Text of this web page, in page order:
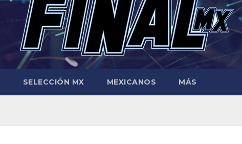
SELECCIÓN MX MEXICANOS MÁS